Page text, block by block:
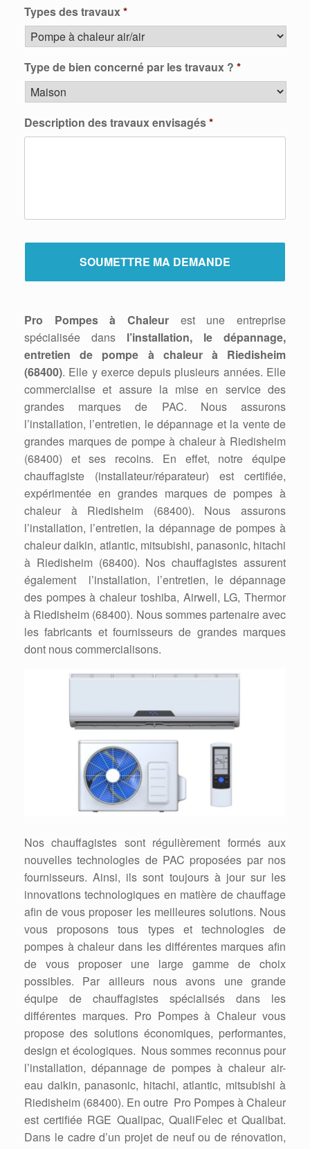
Types des travaux*
Type de bien concerné par les travaux ? *
Description des travaux envisagés*
Pro Pompes à Chaleur est une entreprise
spécialisée dans l’installation, le dépannage,
entretien de pompe à chaleur à Riedisheim
(68400). Elle y exerce depuis plusieurs années. Elle
commercialise et assure la mise en service des
grandes marques de PAC. Nous assurons
l’installation, l’entretien, le dépannage et la vente de
grandes marques de pompe à chaleur à Riedisheim
(68400) et ses recoins. En effet, notre équipe
chauffagiste (installateur/réparateur) est certifiée,
expérimentée en grandes marques de pompes à
chaleur à Riedisheim (68400). Nous assurons
l’installation, l’entretien, la dépannage de pompes à
chaleur daikin, atlantic, mitsubishi, panasonic, hitachi
à Riedisheim (68400). Nos chauffagistes assurent
également l’installation, l’entretien, le dépannage
des pompes à chaleur toshiba, Airwell, LG, Thermor
à Riedisheim (68400). Nous sommes partenaire avec
les fabricants et fournisseurs de grandes marques
dont nous commercialisons.
Nos chauffagistes sont régulièrement formés aux
nouvelles technologies de PAC proposées par nos
fournisseurs. Ainsi, ils sont toujours à jour sur les
innovations technologiques en matière de chauffage
afin de vous proposer les meilleures solutions. Nous
vous proposons tous types et technologies de
pompes à chaleur dans les différentes marques afin
de vous proposer une large gamme de choix
possibles. Par ailleurs nous avons une grande
équipe de chauffagistes spécialisés dans les
différentes marques. Pro Pompes à Chaleur vous
propose des solutions économiques, performantes,
design et écologiques. Nous sommes reconnus pour
l’installation, dépannage de pompes à chaleur air-
eau daikin, panasonic, hitachi, atlantic, mitsubishi à
Riedisheim (68400). En outre Pro Pompes à Chaleur
est certifiée RGE Qualipac, QualiFelec et Qualibat.
Dans le cadre d’un projet de neuf ou de rénovation,